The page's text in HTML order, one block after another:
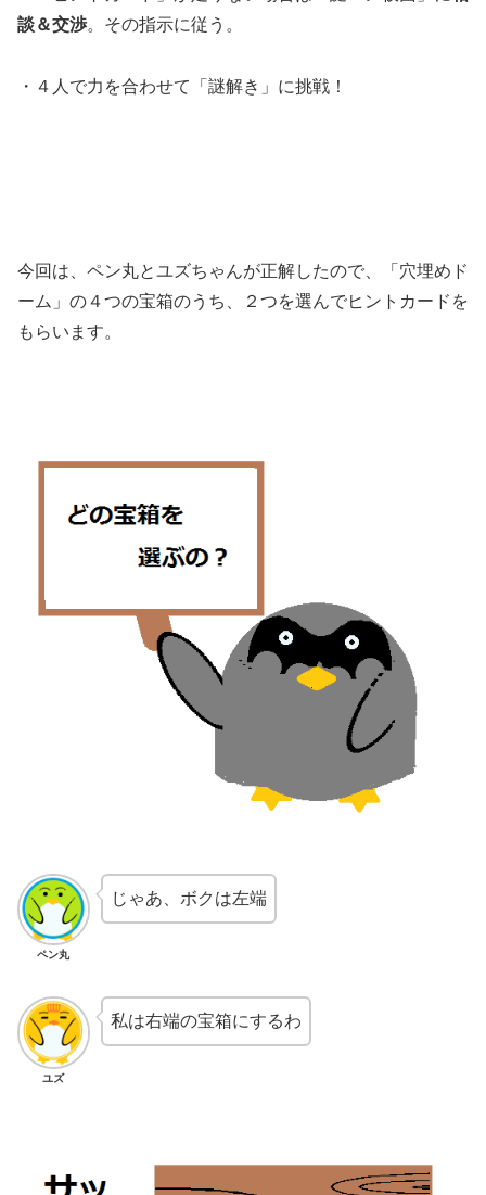
談＆交渉。その指示に従う。
・４人で力を合わせて「謎解き」に挑戦！
今回は、ペン丸とユズちゃんが正解したので、「穴埋めド
ーム」の４つの宝箱のうち、２つを選んでヒントカードを
もらいます。
ペン丸
じゃあ、ボクは左端
ユズ
私は右端の宝箱にするわ